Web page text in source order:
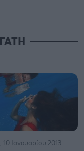
10 Ιανουαρίου 2013